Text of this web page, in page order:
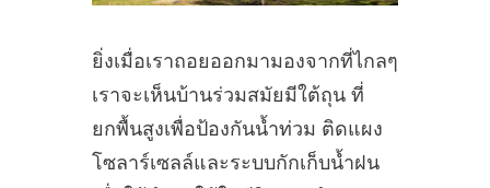
ยิ่งเมื่อเราถอยออกมามองจากที่ไกลๆ
เราจะเห็นบ้านร่วมสมัยมีใต้ถุน ที่
ยกพื้นสูงเพื่อป้องกันน้ำท่วม ติดแผง
โซลาร์เซลล์และระบบกักเก็บน้ำฝน